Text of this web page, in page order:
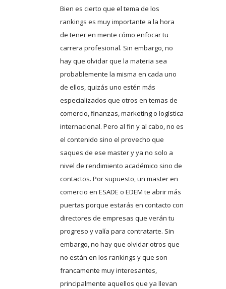
Bien es cierto que el tema de los
rankings es muy importante a la hora
de tener en mente cómo enfocar tu
carrera profesional. Sin embargo, no
hay que olvidar que la materia sea
probablemente la misma en cada uno
de ellos, quizás uno estén más
especializados que otros en temas de
comercio, finanzas, marketing o logística
internacional. Pero al fin y al cabo, no es
el contenido sino el provecho que
saques de ese master y ya no solo a
nivel de rendimiento académico sino de
contactos. Por supuesto, un master en
comercio en ESADE o EDEM te abrir más
puertas porque estarás en contacto con
directores de empresas que verán tu
progreso y valía para contratarte. Sin
embargo, no hay que olvidar otros que
no están en los rankings y que son
francamente muy interesantes,
principalmente aquellos que ya llevan